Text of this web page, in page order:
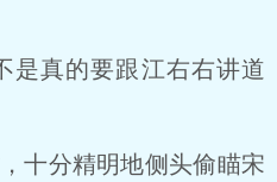
真的要跟江右右讲道
分精明地侧头偷瞄宋